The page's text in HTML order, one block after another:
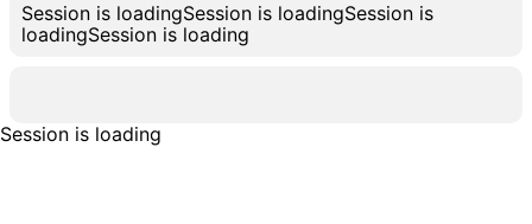
Session is loadingSession is loadingSession is
loadingSession is loading
Session is loading